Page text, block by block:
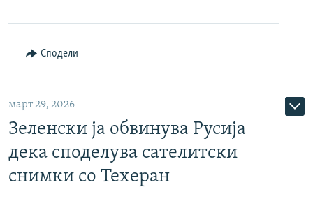
Сподели
март 29, 2026
Зеленски ја обвинува Русија
дека споделува сателитски
снимки со Техеран